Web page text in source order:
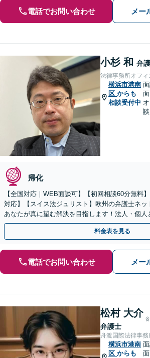
電話でお問い合わせ メー
小杉 和 弁
法律事務所オフ
横浜市港南
区 からも
相談受付中
談
帰化
【全国対応｜WEB面談可】【初回相談60分無料
対応】【スイス法ジュリスト】欧州の弁護士ネッ
あなたが真に望む解決を目指します！法人・個人
やかな連絡と粘り強い交渉を徹底【休日・夜間相
料金表を見る
電話でお問い合わせ メー
松村 大介
弁護士
舟渡国際法律事務
横浜市港南
区 からも